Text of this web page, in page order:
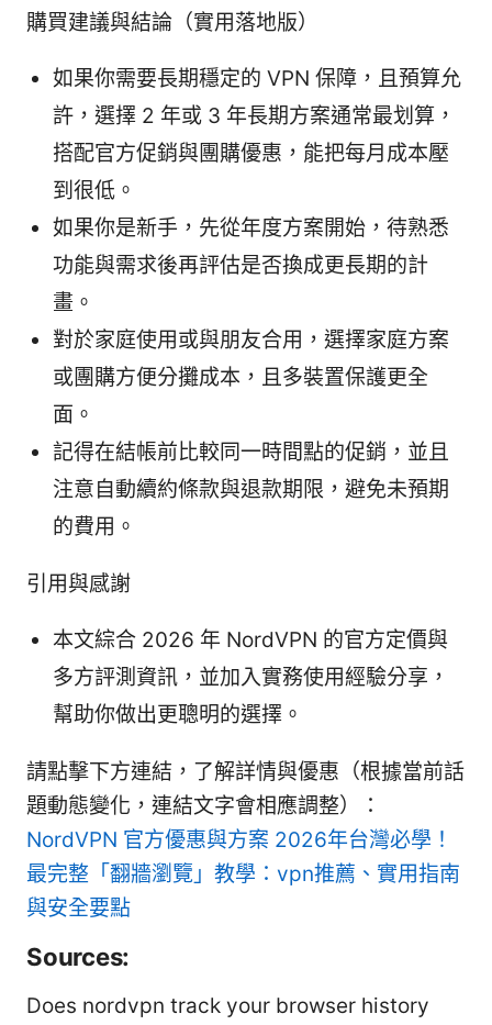
購買建議與結論（實用落地版）
如果你需要長期穩定的 VPN 保障，且預算允
許，選擇 2 年或 3 年長期方案通常最划算，
搭配官方促銷與團購優惠，能把每月成本壓
到很低。
如果你是新手，先從年度方案開始，待熟悉
功能與需求後再評估是否換成更長期的計
畫。
對於家庭使用或與朋友合用，選擇家庭方案
或團購方便分攤成本，且多裝置保護更全
面。
記得在結帳前比較同一時間點的促銷，並且
注意自動續約條款與退款期限，避免未預期
的費用。
引用與感謝
本文綜合 2026 年 NordVPN 的官方定價與
多方評測資訊，並加入實務使用經驗分享，
幫助你做出更聰明的選擇。
請點擊下方連結，了解詳情與優惠（根據當前話
題動態變化，連結文字會相應調整）：
NordVPN 官方優惠與方案 2026年台灣必學！
最完整「翻牆瀏覽」教學：vpn推薦、實用指南
與安全要點
Sources:
Does nordvpn track your browser history